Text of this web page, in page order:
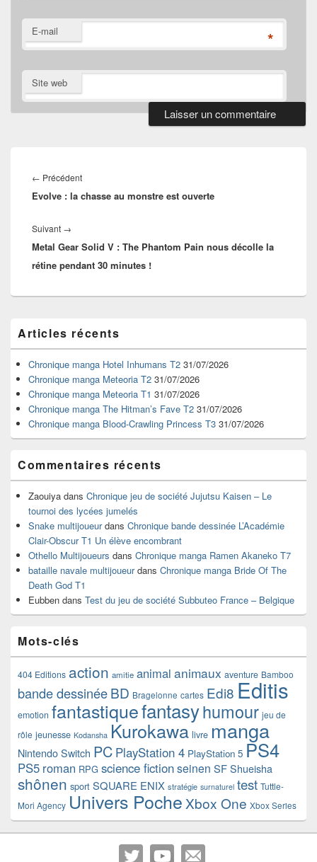
E-mail *
Site web
de
l’article
← PrécédentArticle
précédent :
Evolve : la chasse au monstre est ouverte
Suivant →
suivant :
Metal Gear Solid V : The Phantom Pain nous décolle la
rétine pendant 30 minutes !
principale
de
widget
pour
barre
latérale
Articles récents
Chronique manga Hotel Inhumans T2 31/07/2026
Chronique manga Meteoria T2 31/07/2026
Chronique manga Meteoria T1 31/07/2026
Chronique manga The Hitman’s Fave T2 31/07/2026
Chronique manga Blood-Crawling Princess T3 31/07/2026
Commentaires récents
Zaouiya dans Chronique jeu de société Jujutsu Kaisen – Le
tournoi des lycées jumelés
Snake multijoueurdans Chronique bande dessinée L’Académie
Clair-Obscur T1 Un élève encombrant
Othello Multijoueurs dans Chronique manga Ramen Akaneko T7
bataille navale multijoueurdans Chronique manga Bride Of The
Death God T1
Eubben dans Test du jeu de société Subbuteo France – Belgique
Mots-clés
404 Editions action amitie animal animaux aventure Bamboo
bande dessinéeBD Bragelonne cartes Edi8 Editis
emotion fantastiquefantasyhumour jeu de
rôle jeunesse Kodansha Kurokawa livre manga
Nintendo Switch PC PlayStation 4 PlayStation 5 PS4
PS5 roman RPG science fictionseinen SF Shueisha
shônen sport SQUARE ENIX stratégie surnaturel test Tuttle-
Mori Agency Univers Poche Xbox One Xbox Series